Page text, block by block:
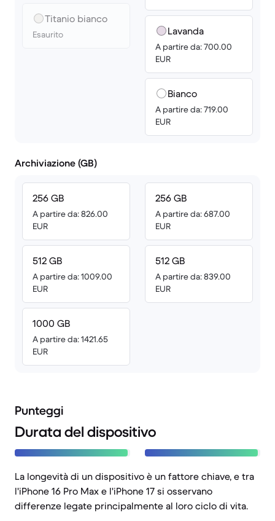
Titanio bianco
Esaurito Lavanda
A partire da: 700.00
EUR
Bianco
A partire da: 719.00
EUR
Archiviazione (GB)
256 GB
A partire da: 826.00
EUR
512 GB
A partire da: 1009.00
EUR
1000 GB
A partire da: 1421.65
EUR
256 GB
A partire da: 687.00
EUR
512 GB
A partire da: 839.00
EUR
Punteggi
Durata del dispositivo
La longevità di un dispositivo è un fattore chiave, e tra
l'iPhone 16 Pro Max e l'iPhone 17 si osservano
differenze legate principalmente al loro ciclo di vita.